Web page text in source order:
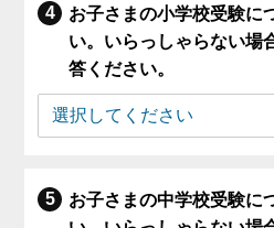
お子さまの小学校受験に
い。いらっしゃらない場
答ください。
お子さまの中学校受験に